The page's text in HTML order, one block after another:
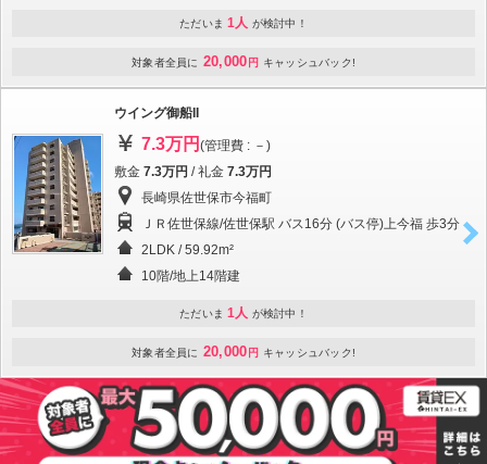
ただいま 1人 が検討中！
対象者全員に 20,000 円 キャッシュバック!
ウイング御船II
7.3万円 (管理費 : －)
敷金 7.3万円 / 礼金 7.3万円
長崎県佐世保市今福町
ＪＲ佐世保線/佐世保駅 バス16分 (バス停)上今福 歩3分
2LDK / 59.92m²
10階/地上14階建
ただいま 1人 が検討中！
対象者全員に 20,000 円 キャッシュバック!